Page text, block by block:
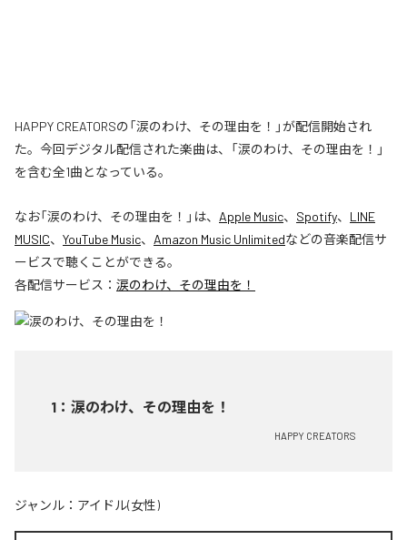
HAPPY CREATORSの「涙のわけ、その理由を！」が配信開始され
た。今回デジタル配信された楽曲は、「涙のわけ、その理由を！」
を含む全1曲となっている。
なお「涙のわけ、その理由を！ 」は、 Apple Music、 Spotify、 LINE
MUSIC、 YouTube Music、 Amazon Music Unlimitedなどの音楽配信サ
ービスで聴くことができる。
各配信サービス： 涙のわけ、その理由を！
1 ： 涙のわけ、その理由を！
HAPPY CREATORS
ジャンル： アイドル(女性)